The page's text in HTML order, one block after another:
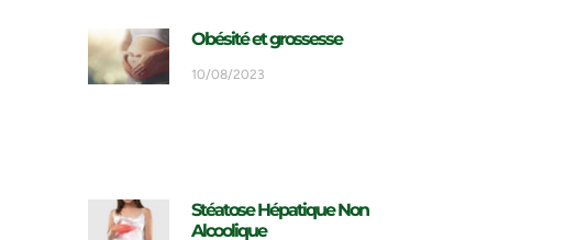
Obésité et grossesse
10/08/2023
Stéatose Hépatique Non
Alcoolique